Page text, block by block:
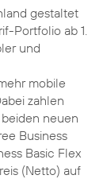
gestaltet
Portfolio ab 1.
und
mobile
zahlen
neuen
Business
Basic Flex
(Netto) auf